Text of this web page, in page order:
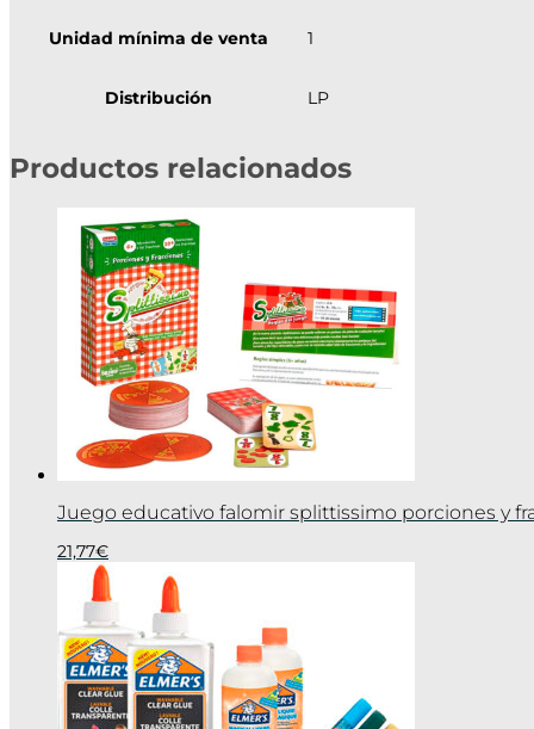
Unidad mínima de venta 1
Distribución LP
Productos relacionados
Juego educativo falomir splittissimo porciones y
21,77€